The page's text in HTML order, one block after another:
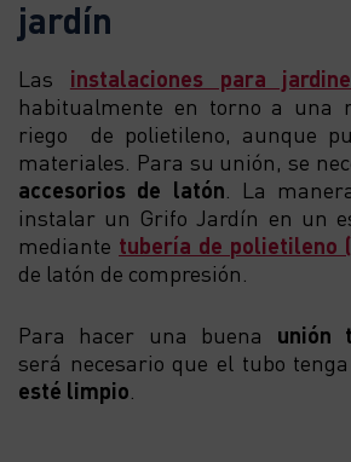
jardín
Las instalaciones para
habitualmente en torno a una
riego de polietileno, aunque
materiales. Para su unión, se
accesorios de latón . La
instalar un Grifo Jardín en un
mediante tubería de polietileno
de latón de compresión.
Para hacer una buena unión
será necesario que el tubo
esté limpio